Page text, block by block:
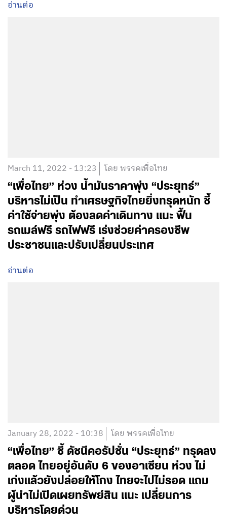
อ่านต่อ
March 11, 2022 - 13:23 โดย พรรคเพื่อไทย
“เพื่อไทย” ห่วง น้ำมันราคาพุ่ง “ประยุทธ์”
บริหารไม่เป็น ทำเศรษฐกิจไทยยิ่งทรุดหนัก ชี้
ค่าใช้จ่ายพุ่ง ต้องลดค่าเดินทาง แนะ ฟื้น
รถเมล์ฟรี รถไฟฟรี เร่งช่วยค่าครองชีพ
ประชาชนและปรับเปลี่ยนประเทศ
อ่านต่อ
January 28, 2022 - 10:38 โดย พรรคเพื่อไทย
“เพื่อไทย” ชี้ ดัชนีคอรัปชั่น “ประยุทธ์” ทรุดลง
ตลอด ไทยอยู่อันดับ 6 ของอาเซียน ห่วง ไม่
เก่งแล้วยังปล่อยให้โกง ไทยจะไปไม่รอด แถม
ผู้นำไม่เปิดเผยทรัพย์สิน แนะ เปลี่ยนการ
บริหารโดยด่วน